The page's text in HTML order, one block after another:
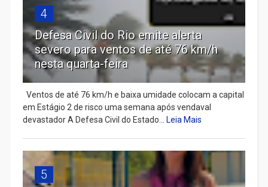
4
Defesa Civil do Rio emite alerta
severo para ventos de até 76 km/h
nesta quarta-feira
Ventos de até 76 km/h e baixa umidade colocam a capital
em Estágio 2 de risco uma semana após vendaval
devastador A Defesa Civil do Estado... Leia Mais
5